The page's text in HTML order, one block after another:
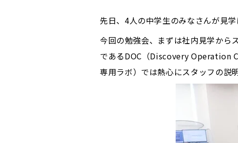
先日、4人の中学生のみなさんが見
今回の勉強会、まずは社内見学から
であるDOC（Discovery Operation
専用ラボ）では熱心にスタッフの説